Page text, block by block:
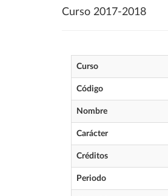
Curso 2017-2018
Curso
Código
Nombre
Carácter
Créditos
Periodo